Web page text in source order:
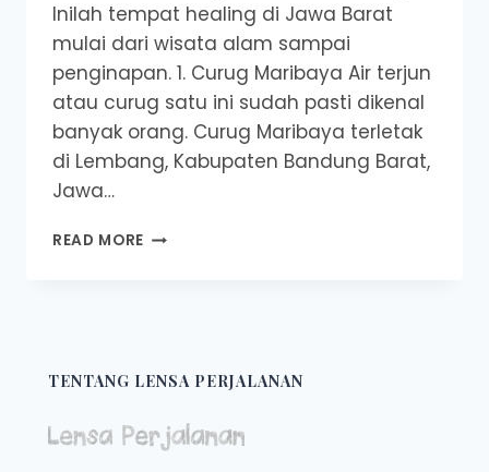
Inilah tempat healing di Jawa Barat
mulai dari wisata alam sampai
penginapan. 1. Curug Maribaya Air terjun
atau curug satu ini sudah pasti dikenal
banyak orang. Curug Maribaya terletak
di Lembang, Kabupaten Bandung Barat,
Jawa…
READ MORE 6
DARI
SAMPAI
PENGINAPAN
TENTANG LENSA PERJALANAN